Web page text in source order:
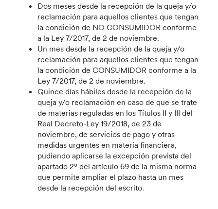
Dos meses desde la recepción de la queja y/o
reclamación para aquellos clientes que tengan
la condición de NO CONSUMIDOR conforme
a la Ley 7/2017, de 2 de noviembre.
Un mes desde la recepción de la queja y/o
reclamación para aquellos clientes que tengan
la condición de CONSUMIDOR conforme a la
Ley 7/2017, de 2 de noviembre.
Quince días hábiles desde la recepción de la
queja y/o reclamación en caso de que se trate
de materias reguladas en los Títulos II y III del
Real Decreto-Ley 19/2018, de 23 de
noviembre, de servicios de pago y otras
medidas urgentes en materia financiera,
pudiendo aplicarse la excepción prevista del
apartado 2º del artículo 69 de la misma norma
que permite ampliar el plazo hasta un mes
desde la recepción del escrito.